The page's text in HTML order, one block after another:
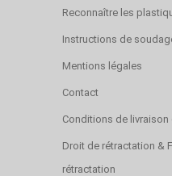
Reconnaître les
Instructions de
Mentions légales
Contact
Conditions de livraison
Droit de rétractation &
rétractation